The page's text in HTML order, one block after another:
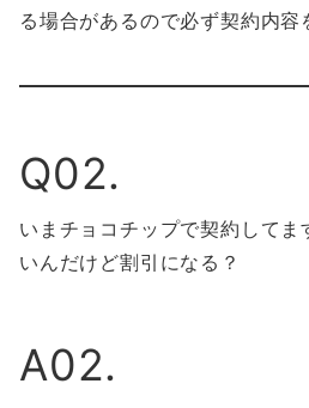
る場合があるので必ず契約内容
Q02.
いまチョコチップで契約してま
いんだけど割引になる？
A02.